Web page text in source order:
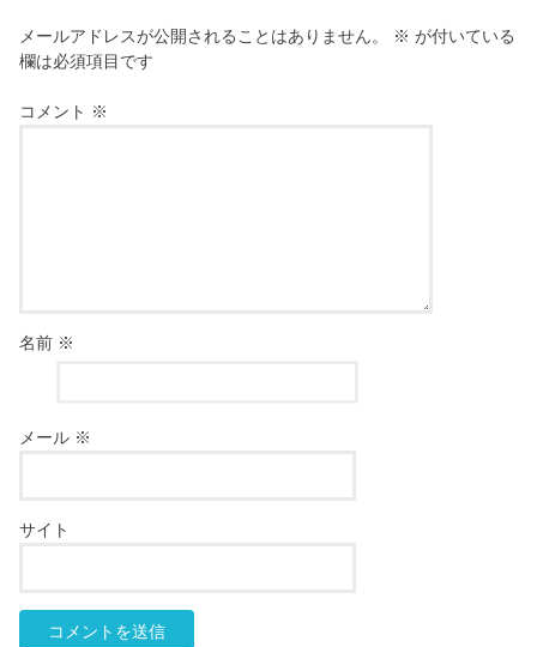
メールアドレスが公開されることはありません。 ※ が付いている
欄は必須項目です
コメント ※
名前 ※
メール ※
サイト